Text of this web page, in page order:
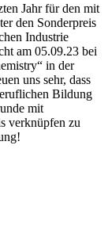
Jahr für den mit
den Sonderpreis
Industrie
am 05.09.23 bei
in der
uns sehr, dass
Bildung
mit
verknüpfen zu